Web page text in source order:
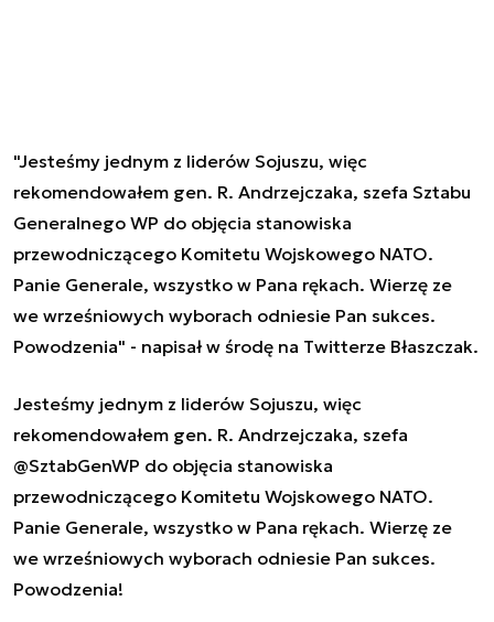
"Jesteśmy jednym z liderów Sojuszu, więc
rekomendowałem gen. R. Andrzejczaka, szefa Sztabu
Generalnego WP do objęcia stanowiska
przewodniczącego Komitetu Wojskowego NATO.
Panie Generale, wszystko w Pana rękach. Wierzę ze
we wrześniowych wyborach odniesie Pan sukces.
Powodzenia" - napisał w środę na Twitterze Błaszczak.
Jesteśmy jednym z liderów Sojuszu, więc
rekomendowałem gen. R. Andrzejczaka, szefa
@SztabGenWP do objęcia stanowiska
przewodniczącego Komitetu Wojskowego NATO.
Panie Generale, wszystko w Pana rękach. Wierzę ze
we wrześniowych wyborach odniesie Pan sukces.
Powodzenia!